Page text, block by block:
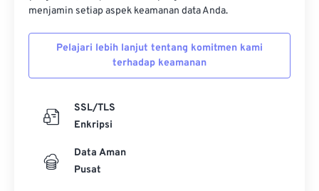
menjamin setiap aspek keamanan data Anda.
Pelajari lebih lanjut tentang komitmen kami
terhadap keamanan
SSL/TLS
Enkripsi
Data Aman
Pusat